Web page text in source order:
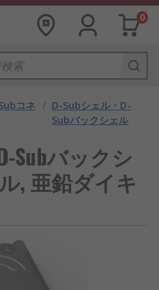
0
コネ / D-Subシェル・D-
Subバックシェル
Subバックシ
, 亜鉛ダイキ